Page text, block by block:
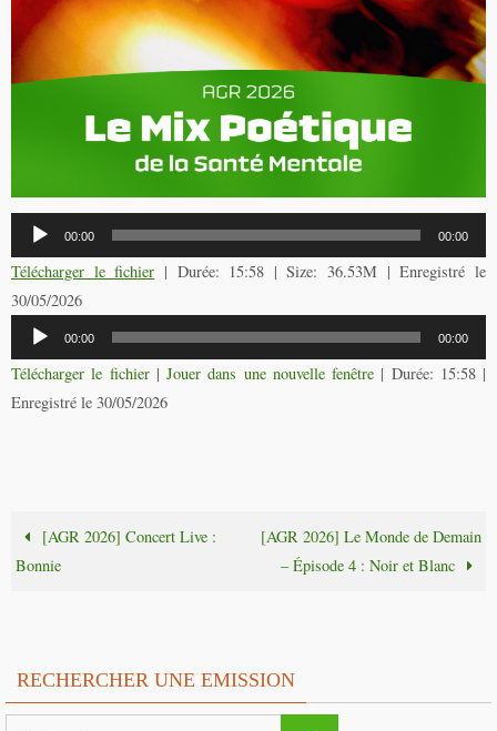
Lecteur
audio
00:00 00:00
Télécharger le fichier | Durée: 15:58 | Size: 36.53M | Enregistré le
30/05/2026
Lecteur
audio
00:00 00:00
Télécharger le fichier| Jouer dans une nouvelle fenêtre | Durée: 15:58|
Enregistré le 30/05/2026
[AGR 2026] Concert Live :
Bonnie
[AGR 2026] Le Monde de Demain
– Épisode 4 : Noir et Blanc
RECHERCHER UNE EMISSION